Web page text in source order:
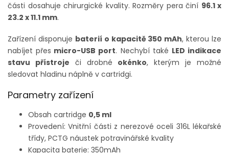
části dosahuje chirurgické kvality. Rozměry pera činí 96.1 x
23.2 x 11.1 mm.
Zařízení disponuje baterií o kapacitě 350 mAh, kterou lze
nabíjet přes micro-USB port. Nechybí také LED indikace
stavu přístroje či drobné okénko, kterým je možné
sledovat hladinu náplně v cartridgi.
Parametry zařízení
Obsah cartridge 0,5 ml
Provedení: Vnitřní části z nerezové oceli 316L lékařské
třídy, PCTG náustek potravinářské kvality
Kapacita baterie: 350mAh